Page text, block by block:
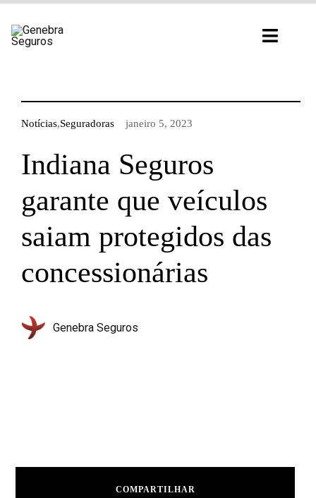
para
Notícias,Seguradoras janeiro 5, 2023
Indiana Seguros
garante que veículos
saiam protegidos das
concessionárias
Genebra Seguros
COMPARTILHAR